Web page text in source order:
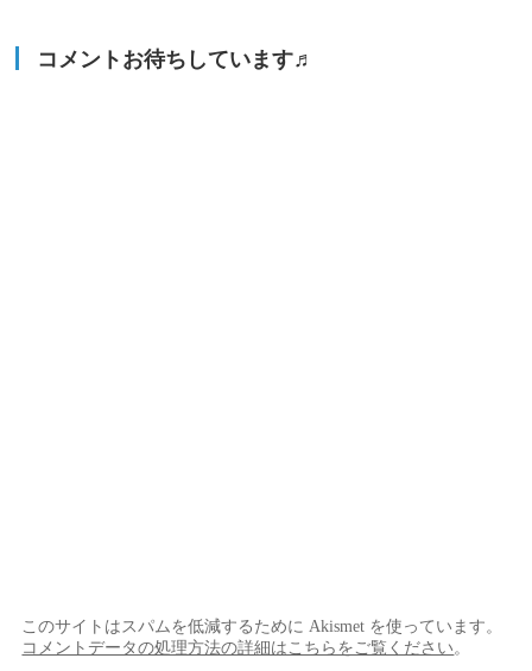
コメントお待ちしています♬
このサイトはスパムを低減するために Akismet を使っています。
コメントデータの処理方法の詳細はこちらをご覧ください。